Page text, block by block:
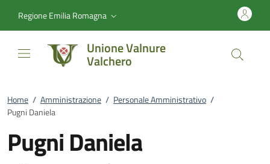
Regione Emilia Romagna
Unione Valnure
Valchero
Home / Amministrazione / Personale Amministrativo /
Pugni Daniela
Pugni Daniela